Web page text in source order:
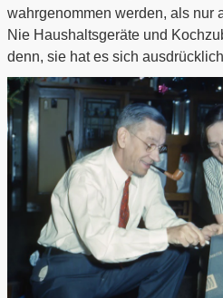
wahrgenommen werden, als nur
Nie Haushaltsgeräte und
denn, sie hat es sich